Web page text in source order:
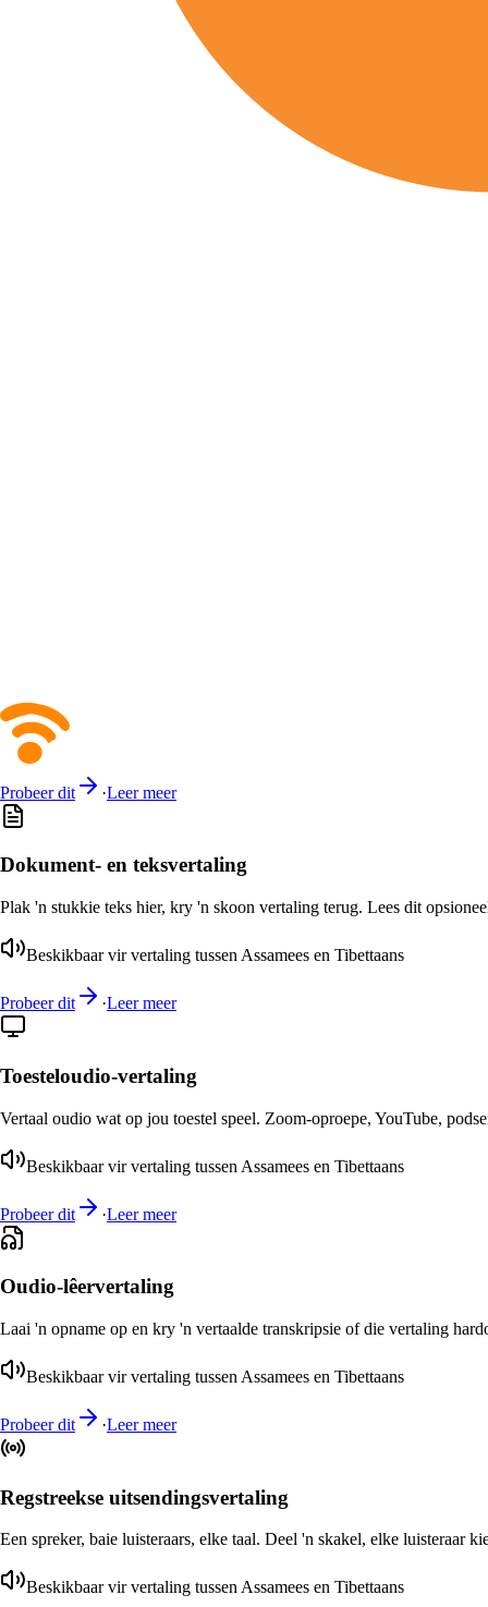
Probeer dit ·Leer meer
Dokument- en teksvertaling
Plak 'n stukkie teks hier, kry 'n skoon vertaling terug. Lees dit
Beskikbaar vir vertaling tussen Assamees en Tibettaans
Probeer dit ·Leer meer
Toesteloudio-vertaling
Vertaal oudio wat op jou toestel speel. Zoom-oproepe, YouTube,
Beskikbaar vir vertaling tussen Assamees en Tibettaans
Probeer dit ·Leer meer
Oudio-lêervertaling
Laai 'n opname op en kry 'n vertaalde transkripsie of die vertaling
Beskikbaar vir vertaling tussen Assamees en Tibettaans
Probeer dit ·Leer meer
Regstreekse uitsendingsvertaling
Een spreker, baie luisteraars, elke taal. Deel 'n skakel, elke luisteraar
Beskikbaar vir vertaling tussen Assamees en Tibettaans